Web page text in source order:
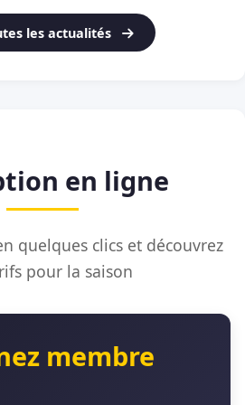
les actualités
en ligne
quelques clics et découvrez
pour la saison
membre